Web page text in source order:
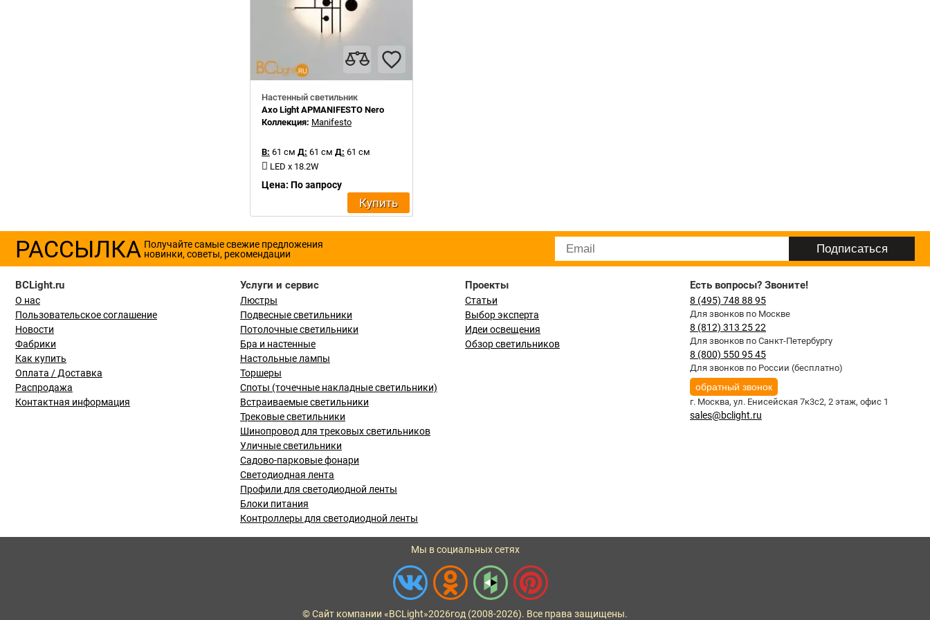
Настенный светильник
Axo Light APMANIFESTO Nero
Коллекция: Manifesto
В: 61 см Д: 61 см Д: 61 см
LED x 18.2W
Цена: По запросу
Купить
РАССЫЛКА Получайте самые свежие предложения
новинки, советы, рекомендации
BCLight.ru
О нас
Пользовательское соглашение
Новости
Фабрики
Как купить
Оплата / Доставка
Распродажа
Контактная информация
Услуги и сервис
Люстры
Подвесные светильники
Потолочные светильники
Бра и настенные
Настольные лампы
Торшеры
Споты (точечные накладные светильники)
Встраиваемые светильники
Трековые светильники
Шинопровод для трековых светильников
Уличные светильники
Садово-парковые фонари
Светодиодная лента
Профили для светодиодной ленты
Блоки питания
Контроллеры для светодиодной ленты
Проекты
Статьи
Выбор эксперта
Идеи освещения
Обзор светильников
Есть вопросы? Звоните!
8 (495) 748 88 95
Для звонков по Москве
8 (812) 313 25 22
Для звонков по Санкт-Петербургу
8 (800) 550 95 45
Для звонков по России (бесплатно)
обратный звонок
г. Москва, ул. Енисейская 7к3с2, 2 этаж, офис 1
sales@bclight.ru
Мы в социальных сетях
© Сайт компании «BCLight»2026год (2008-2026). Все права защищены.